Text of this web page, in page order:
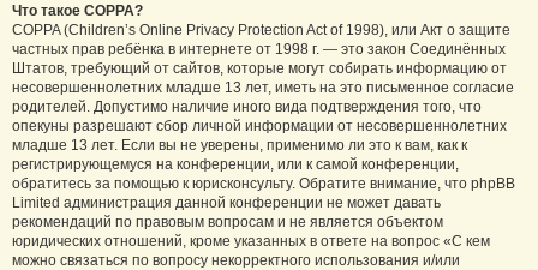
Что такое COPPA?
COPPA (Children’s Online Privacy Protection Act of 1998), или Акт о защите
частных прав ребёнка в интернете от 1998 г. — это закон Соединённых
Штатов, требующий от сайтов, которые могут собирать информацию от
несовершеннолетних младше 13 лет, иметь на это письменное согласие
родителей. Допустимо наличие иного вида подтверждения того, что
опекуны разрешают сбор личной информации от несовершеннолетних
младше 13 лет. Если вы не уверены, применимо ли это к вам, как к
регистрирующемуся на конференции, или к самой конференции,
обратитесь за помощью к юрисконсульту. Обратите внимание, что phpBB
Limited администрация данной конференции не может давать
рекомендаций по правовым вопросам и не является объектом
юридических отношений, кроме указанных в ответе на вопрос «С кем
можно связаться по вопросу некорректного использования и/или